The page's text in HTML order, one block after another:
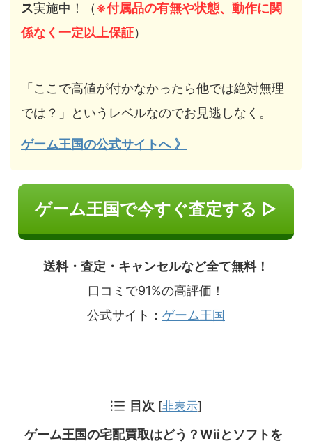
ス実施中！（※付属品の有無や状態、動作に関
係なく一定以上保証）
「ここで高値が付かなかったら他では絶対無理
では？」というレベルなのでお見逃しなく。
ゲーム王国の公式サイトへ 》
ゲーム王国で今すぐ査定する ▷
送料・査定・キャンセルなど全て無料！
口コミで91%の高評価！
公式サイト： ゲーム王国
目次 [非表示]
ゲーム王国の宅配買取はどう？Wiiとソフトを